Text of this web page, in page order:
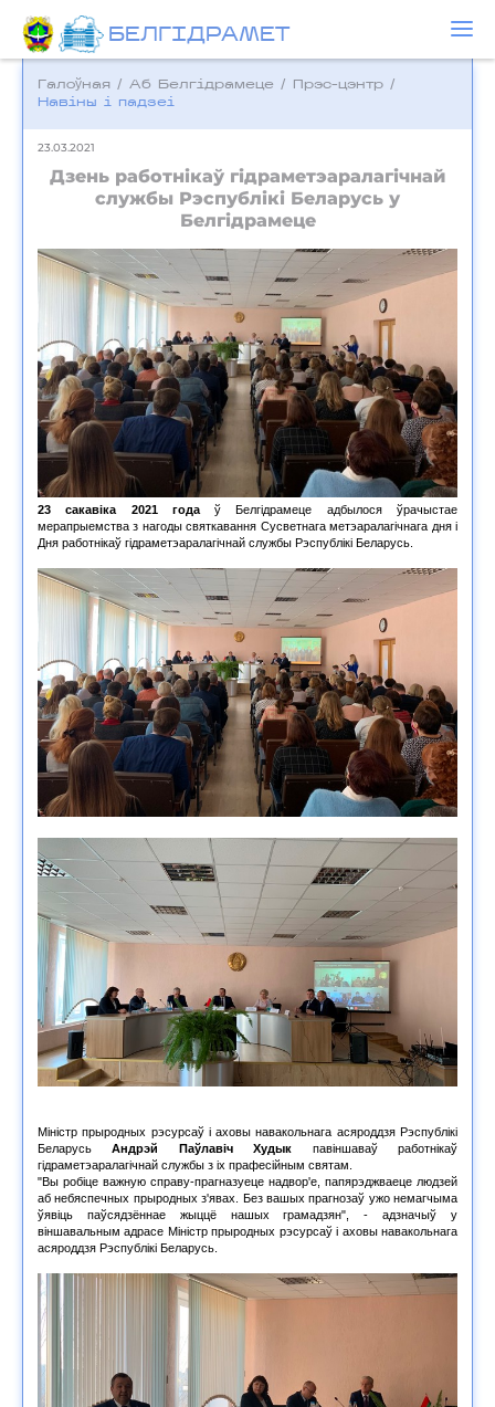
БЕЛГIДРAМЕТ
Галоўная / Аб Белгідрамеце / Прэс-цэнтр /
Навіны і падзеі
23.03.2021
Дзень работнікаў гідраметэаралагічнай
службы Рэспублікі Беларусь у
Белгідрамеце
23 сакавіка 2021 годаў Белгідрамеце адбылося ўрачыстае
мерапрыемства з нагоды святкавання Сусветнага метэаралагічнага дня і
Дня работнікаў гідраметэаралагічнай службы Рэспублікі Беларусь.
Міністр прыродных рэсурсаў і аховы навакольнага асяроддзя Рэспублікі
БеларусьАндрэй Паўлавіч Худык павіншаваў работнікаў
гідраметэаралагічнай службы з іх прафесійным святам.
"Вы робіце важную справу-прагназуеце надвор'е, папярэджваеце людзей
аб небяспечных прыродных з'явах. Без вашых прагнозаў ужо немагчыма
ўявіць паўсядзённае жыццё нашых грамадзян", - адзначыў у
віншавальным адрасе Міністр прыродных рэсурсаў і аховы навакольнага
асяроддзя Рэспублікі Беларусь.